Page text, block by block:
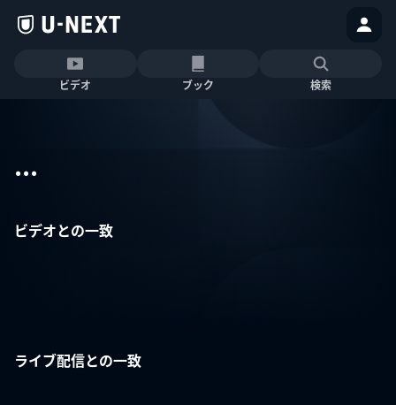
ビデオ ブック 検索
...
ビデオとの一致
ライブ配信との一致